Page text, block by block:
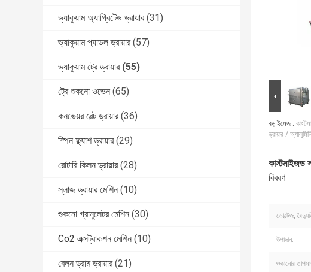
ভ্যাকুয়াম অ্যাগ্রিটেড ড্রায়ার (31)
ভ্যাকুয়াম প্যাডল ড্রায়ার (57)
ভ্যাকুয়াম ট্রে ড্রায়ার (55)
ট্রে শুকনো ওভেন (65)
কনভেয়র বেল্ট ড্রায়ার (36)
স্পিন ফ্ল্যাশ ড্রায়ার (29)
রোটারি কিলন ড্রায়ার (28)
স্লাজ ড্রায়ার মেশিন (10)
শুকনো গ্রানুলেটর মেশিন (30)
Co2 এক্সট্রাকশন মেশিন (10)
বেলন ড্রাম ড্রায়ার (21)
বড় ইমেজ :
ড্রায়ার /
কাস্টমাইজড
বিবরণ
ভোল্টেজ,
উপাদান:
শুকানোর